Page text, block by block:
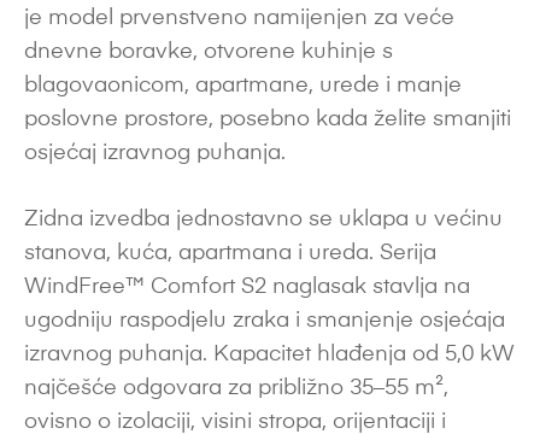
je model prvenstveno namijenjen za veće
dnevne boravke, otvorene kuhinje s
blagovaonicom, apartmane, urede i manje
poslovne prostore, posebno kada želite smanjiti
osjećaj izravnog puhanja.
Zidna izvedba jednostavno se uklapa u većinu
stanova, kuća, apartmana i ureda. Serija
WindFree™ Comfort S2 naglasak stavlja na
ugodniju raspodjelu zraka i smanjenje osjećaja
izravnog puhanja. Kapacitet hlađenja od 5,0 kW
najčešće odgovara za približno 35–55 m²,
ovisno o izolaciji, visini stropa, orijentaciji i